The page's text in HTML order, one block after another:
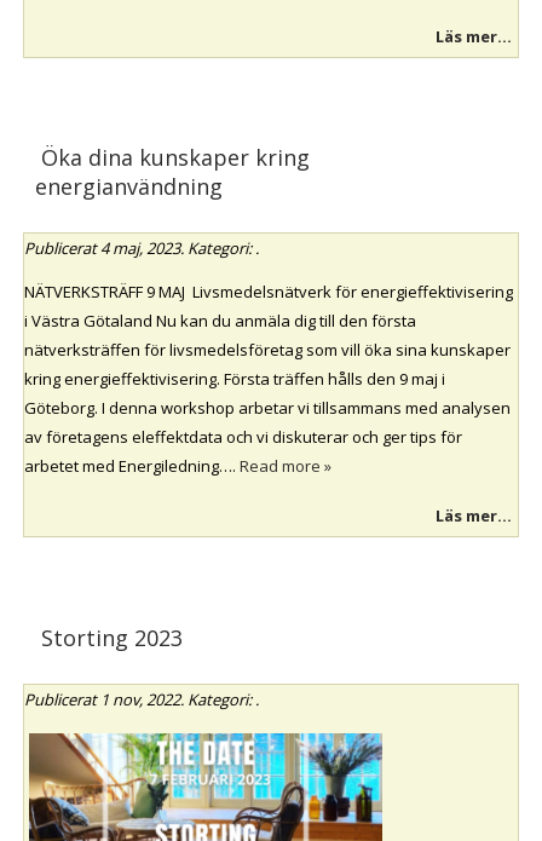
Läs mer...
Öka dina kunskaper kring
energianvändning
Publicerat4 maj, 2023. Kategori: .
NÄTVERKSTRÄFF 9 MAJ Livsmedelsnätverk för energieffektivisering
i Västra Götaland Nu kan du anmäla dig till den första
nätverksträffen för livsmedelsföretag som vill öka sina kunskaper
kring energieffektivisering. Första träffen hålls den 9 maj i
Göteborg. I denna workshop arbetar vi tillsammans med analysen
av företagens eleffektdata och vi diskuterar och ger tips för
arbetet med Energiledning….Read more »
Läs mer...
Storting 2023
Publicerat 1 nov, 2022. Kategori: .